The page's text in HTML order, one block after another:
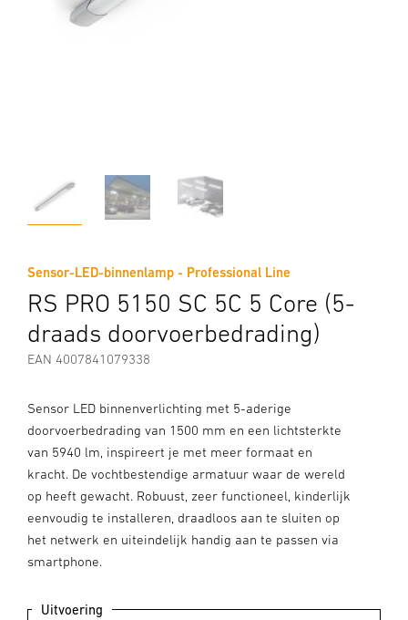
Sensor-LED-binnenlamp - Professional Line
RS PRO 5150 SC 5C 5 Core (5-
draads doorvoerbedrading)
EAN 4007841079338
Sensor LED binnenverlichting met 5-aderige
doorvoerbedrading van 1500 mm en een lichtsterkte
van 5940 lm, inspireert je met meer formaat en
kracht. De vochtbestendige armatuur waar de wereld
op heeft gewacht. Robuust, zeer functioneel, kinderlijk
eenvoudig te installeren, draadloos aan te sluiten op
het netwerk en uiteindelijk handig aan te passen via
smartphone.
Uitvoering